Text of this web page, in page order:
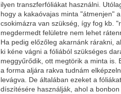
ilyen transzferfóliákat használni.
hogy a kakaóvajas minta "átmenjen"
csokimázra van szükség, így fog kb.
megdermedt felületre nem lehet
Ha pedig előzőleg akarnánk rárakni,
ki kéne vágni a fóliából szükséges
meggyűrődik, ott megtörik a minta is.
a forma aljára rakva tudnám
levágva. De általában ezeket a
díszítésére használják, ahol a